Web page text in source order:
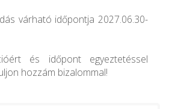
várható időpontja 2027.06.30-
és időpont egyeztetéssel
hozzám bizalommal!